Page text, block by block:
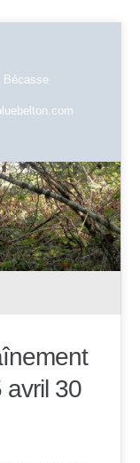
Bécasse
avril 30